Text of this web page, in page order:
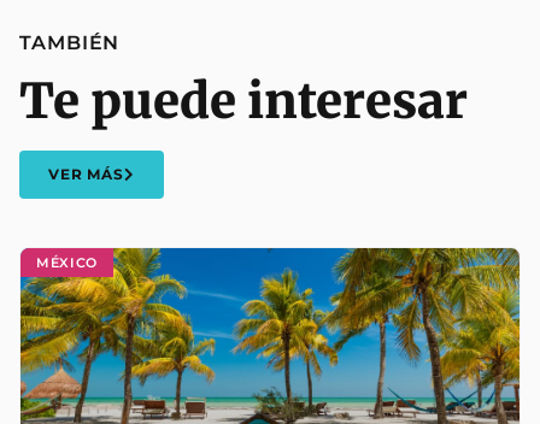
MÉXICO
TAMBIÉN
Te puede interesar
VER MÁS